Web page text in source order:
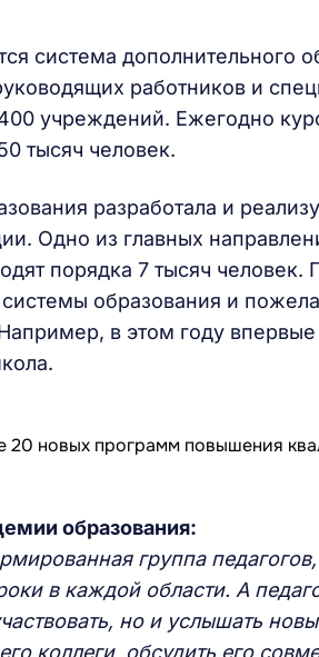
система дополнительного
работников и
учреждений. Ежегодно
тысяч человек.
разработала и
Одно из главных
порядка 7 тысяч человек.
образования и
в этом году впервые
образования:
группа
в каждой области. А
но и услышать
коллеги, обсудить его